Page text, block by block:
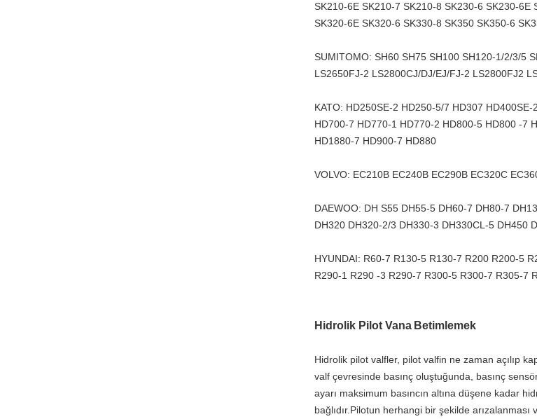
SK210-6E SK210-7 SK210-8 SK230-6 SK230-
SK320-6E SK320-6 SK330-8 SK350 SK350-6
SUMITOMO: SH60 SH75 SH100 SH120-1/2/3/5
LS2650FJ-2 LS2800CJ/DJ/EJ/FJ-2 LS2800FJ2
KATO: HD250SE-2 HD250-5/7 HD307
HD700-7 HD770-1 HD770-2 HD800-5 HD800 -7
HD1880-7 HD900-7 HD880
VOLVO: EC210B EC240B EC290B EC320C
DAEWOO: DH S55 DH55-5 DH60-7 DH80-7
DH320 DH320-2/3 DH330-3 DH330CL-5 DH450
HYUNDAI: R60-7 R130-5 R130-7 R200 R200-5
R290-1 R290 -3 R290-7 R300-5 R300-7 R305-7
Hidrolik Pilot Vana Betimlemek
Hidrolik pilot valfler, pilot valfin ne zaman açılıp
valf çevresinde basınç oluştuğunda, basınç
ayarı maksimum basıncın altına düşene kadar
bağlıdır.Pilotun herhangi bir şekilde